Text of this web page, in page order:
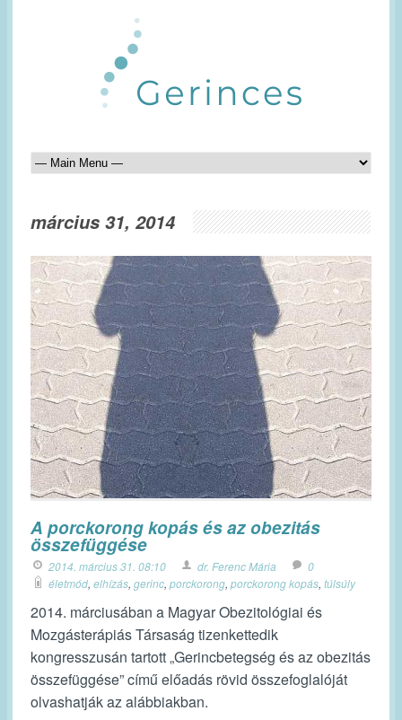
március 31, 2014
A porckorong kopás és az obezitás
összefüggése
2014. március 31. 08:10 dr. Ferenc Mária
0
életmód, elhízás, gerinc, porckorong, porckorong kopás, túlsúly
2014. márciusában a Magyar Obezitológiai és
Mozgásterápiás Társaság tizenkettedik
kongresszusán tartott „Gerincbetegség és az obezitás
összefüggése” című előadás rövid összefoglalóját
olvashatják az alábbiakban.